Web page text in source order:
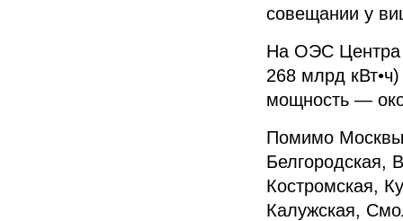
совещании у
На ОЭС Центра
268 млрд
мощность —
Помимо Москвы
Белгородская,
Костромская,
Калужская,